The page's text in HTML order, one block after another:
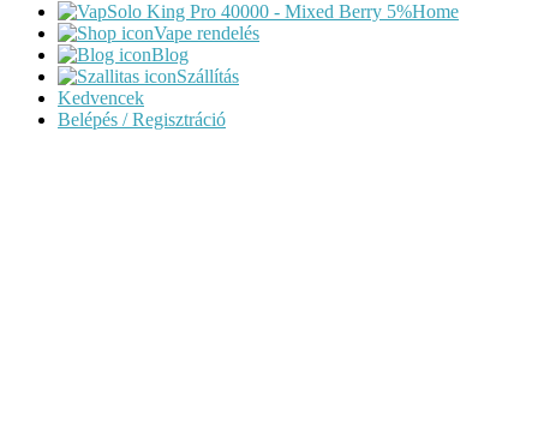
Home
Vape rendelés
Blog
Szállítás
Kedvencek
Belépés / Regisztráció